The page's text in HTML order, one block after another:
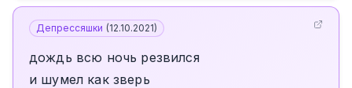
Депрессяшки (12.10.2021)
дождь всю ночь резвился
и шумел как зверь